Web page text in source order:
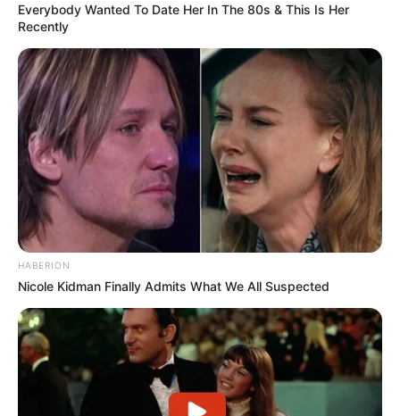
Everybody Wanted To Date Her In The 80s & This Is Her
Recently
HABERION
Nicole Kidman Finally Admits What We All Suspected